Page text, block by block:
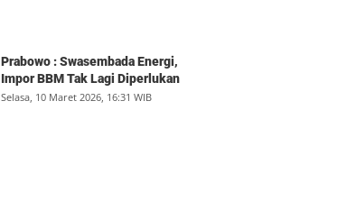
Prabowo : Swasembada Energi,
Impor BBM Tak Lagi Diperlukan
Selasa, 10 Maret 2026, 16:31 WIB